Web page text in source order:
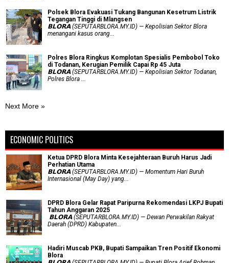
Polsek Blora Evakuasi Tukang Bangunan Kesetrum Listrik
Tegangan Tinggi di Mlangsen
𝗕𝗟𝗢𝗥𝗔 (SEPUTARBLORA.MY.ID) — Kepolisian Sektor Blora
menangani kasus orang...
Polres Blora Ringkus Komplotan Spesialis Pembobol Toko
di Todanan, Kerugian Pemilik Capai Rp 45 Juta
𝗕𝗟𝗢𝗥𝗔 (SEPUTARBLORA.MY.ID) — Kepolisian Sektor Todanan,
Polres Blora ...
Next More »
ECONOMIC POLITICS
Ketua DPRD Blora Minta Kesejahteraan Buruh Harus Jadi
Perhatian Utama
​𝗕𝗟𝗢𝗥𝗔 (SEPUTARBLORA.MY.ID) — Momentum Hari Buruh
Internasional (May Day) yang...
DPRD Blora Gelar Rapat Paripurna Rekomendasi LKPJ Bupati
Tahun Anggaran 2025
‎ 𝗕𝗟𝗢𝗥𝗔 (SEPUTARBLORA.MY.ID) — Dewan Perwakilan Rakyat
Daerah (DPRD) Kabupaten...
Hadiri Muscab PKB, Bupati Sampaikan Tren Positif Ekonomi
Blora